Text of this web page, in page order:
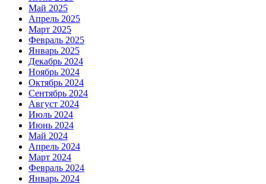
Май 2025
Апрель 2025
Март 2025
Февраль 2025
Январь 2025
Декабрь 2024
Ноябрь 2024
Октябрь 2024
Сентябрь 2024
Август 2024
Июль 2024
Июнь 2024
Май 2024
Апрель 2024
Март 2024
Февраль 2024
Январь 2024